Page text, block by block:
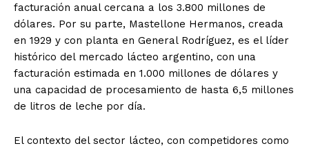
facturación anual cercana a los 3.800 millones de
dólares. Por su parte, Mastellone Hermanos, creada
en 1929 y con planta en General Rodríguez, es el líder
histórico del mercado lácteo argentino, con una
facturación estimada en 1.000 millones de dólares y
una capacidad de procesamiento de hasta 6,5 millones
de litros de leche por día.
El contexto del sector lácteo, con competidores como